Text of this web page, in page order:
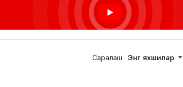
Саралаш Энг яхшилар